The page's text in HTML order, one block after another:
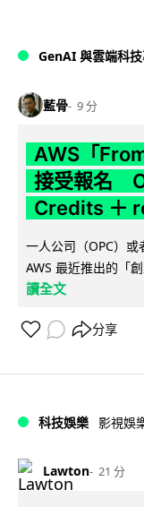
GenAI 與雲端科
藍骨 9 分
AWS「
接受報名
Credits ＋
一人公司（OPC）
AWS 最近推出的「
讀全文
分享
科技娛樂 影視娛
Lawton 21 分